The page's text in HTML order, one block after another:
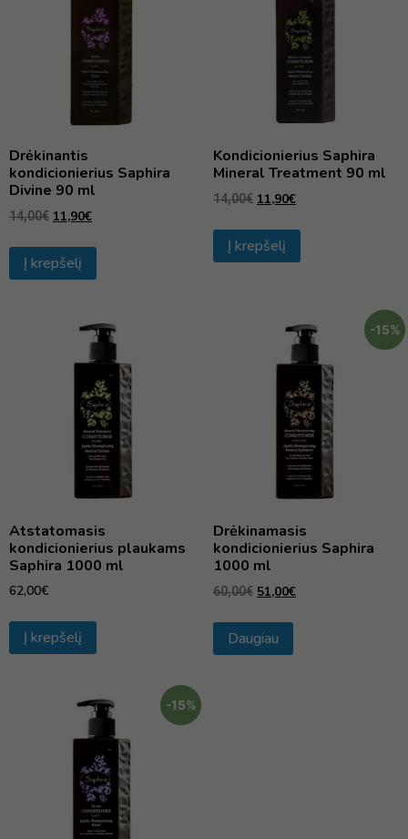
Drėkinantis
kondicionierius Saphira
Divine 90 ml
14,00€ 11,90€
Į krepšelį
Kondicionierius Saphira
Mineral Treatment 90 ml
14,00€ 11,90€
Į krepšelį
Atstatomasis
kondicionierius plaukams
Saphira 1000 ml
62,00€
Į krepšelį
-15%
Drėkinamasis
kondicionierius Saphira
1000 ml
60,00€ 51,00€
Daugiau
-15%